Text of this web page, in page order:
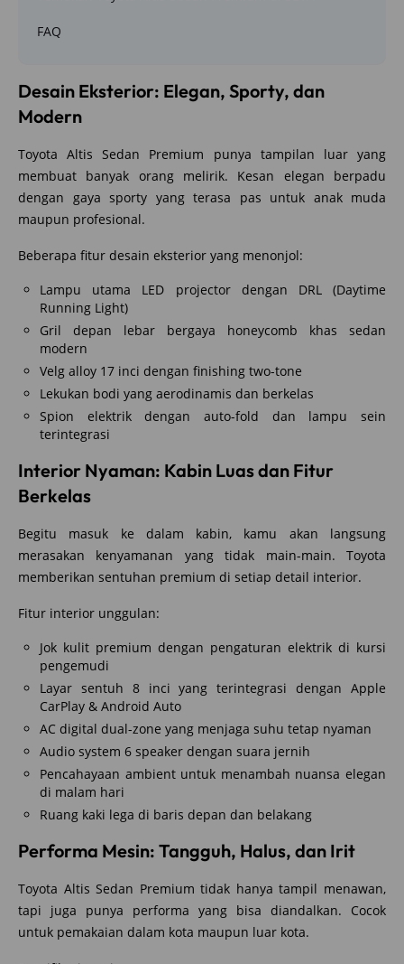
FAQ
Desain Eksterior: Elegan, Sporty, dan
Modern
Toyota Altis Sedan Premium punya tampilan luar yang
membuat banyak orang melirik. Kesan elegan berpadu
dengan gaya sporty yang terasa pas untuk anak muda
maupun profesional.
Beberapa fitur desain eksterior yang menonjol:
Lampu utama LED projector dengan DRL (Daytime
Running Light)
Gril depan lebar bergaya honeycomb khas sedan
modern
Velg alloy 17 inci dengan finishing two-tone
Lekukan bodi yang aerodinamis dan berkelas
Spion elektrik dengan auto-fold dan lampu sein
terintegrasi
Interior Nyaman: Kabin Luas dan Fitur
Berkelas
Begitu masuk ke dalam kabin, kamu akan langsung
merasakan kenyamanan yang tidak main-main. Toyota
memberikan sentuhan premium di setiap detail interior.
Fitur interior unggulan:
Jok kulit premium dengan pengaturan elektrik di kursi
pengemudi
Layar sentuh 8 inci yang terintegrasi dengan Apple
CarPlay & Android Auto
AC digital dual-zone yang menjaga suhu tetap nyaman
Audio system 6 speaker dengan suara jernih
Pencahayaan ambient untuk menambah nuansa elegan
di malam hari
Ruang kaki lega di baris depan dan belakang
Performa Mesin: Tangguh, Halus, dan Irit
Toyota Altis Sedan Premium tidak hanya tampil menawan,
tapi juga punya performa yang bisa diandalkan. Cocok
untuk pemakaian dalam kota maupun luar kota.